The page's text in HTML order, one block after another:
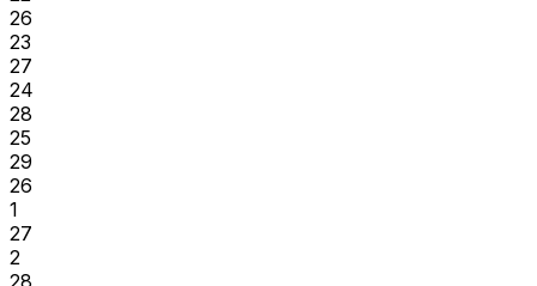
26
23
27
24
28
25
29
26
1
27
2